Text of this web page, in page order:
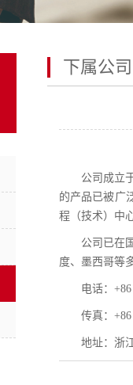
下属公司
公司成立
的产品已被广
程（技术）中心
公司已在
度、墨西哥等
电话：+86
传真：+86
地址：浙